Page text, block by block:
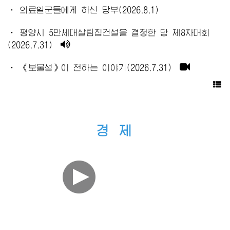
· 의료일군들에게 하신 당부(2026.8.1)
· 평양시 5만세대살림집건설을 결정한 당 제8차대회
(2026.7.31)
· 《보물섬》이 전하는 이야기(2026.7.31)
경 제